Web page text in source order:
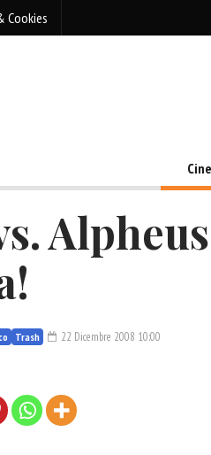
Cookies
Trash 22 Dicembre 2008 10:00